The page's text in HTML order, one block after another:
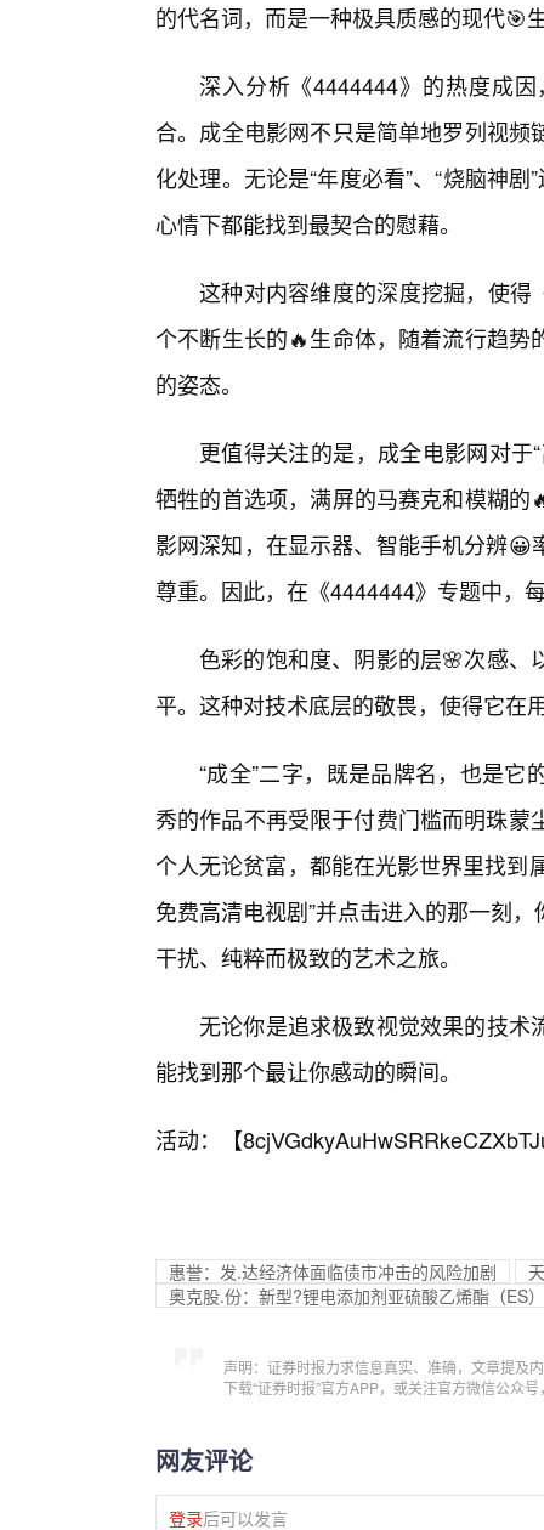
的代名词，而是一种极具质感的现代🎯
深入分析《4444444》的热度成
合。成全电影网不只是简单地罗列视
化处理。无论是“年度必看”、“烧脑神
心情下都能找到最契合的慰藉。
这种对内容维度的深度挖掘，使
个不断生长的🔥生命体，随着流行趋
的姿态。
更值得关注的是，成全电影网对于
牺牲的首选项，满屏的马赛克和模糊
影网深知，在显示器、智能手机分辨
尊重。因此，在《4444444》专题中，
色彩的饱和度、阴影的层🌸次感、
平。这种对技术底层的敬畏，使得它在
“成全”二字，既是品牌名，也是
秀的作品不再受限于付费门槛而明珠
个人无论贫富，都能在光影世界里找到
免费高清电视剧”并点击进入的那一刻
干扰、纯粹而极致的艺术之旅。
无论你是追求极致视觉效果的技
能找到那个最让你感动的瞬间。
活动：【
惠誉：发.达经济体面临债市冲击的风险加剧
奥克股.份：新型?锂电添加剂亚硫酸乙烯酯（ES
声明：证券时报力求信息真实、准确，文章提及
下载“证券时报”官方APP，或关注官方微信公众
网友评论
登录后可以发言